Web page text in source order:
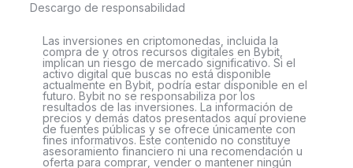
Descargo de responsabilidad
Las inversiones en criptomonedas, incluida la
compra de y otros recursos digitales en Bybit,
implican un riesgo de mercado significativo. Si el
activo digital que buscas no está disponible
actualmente en Bybit, podría estar disponible en el
futuro. Bybit no se responsabiliza por los
resultados de las inversiones. La información de
precios y demás datos presentados aquí proviene
de fuentes públicas y se ofrece únicamente con
fines informativos. Este contenido no constituye
asesoramiento financiero ni una recomendación u
oferta para comprar, vender o mantener ningún